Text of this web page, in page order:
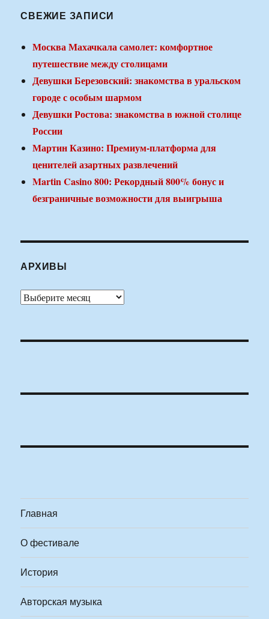
СВЕЖИЕ ЗАПИСИ
Москва Махачкала самолет: комфортное
путешествие между столицами
Девушки Березовский: знакомства в уральском
городе с особым шармом
Девушки Ростова: знакомства в южной столице
России
Мартин Казино: Премиум-платформа для
ценителей азартных развлечений
Martin Casino 800: Рекордный 800% бонус и
безграничные возможности для выигрыша
АРХИВЫ
Архивы
Главная
О фестивале
История
Авторская музыка